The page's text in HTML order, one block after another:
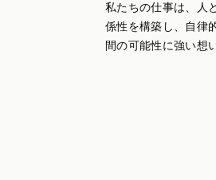
私たちの仕事は、人
係性を構築し、自律
間の可能性に強い想